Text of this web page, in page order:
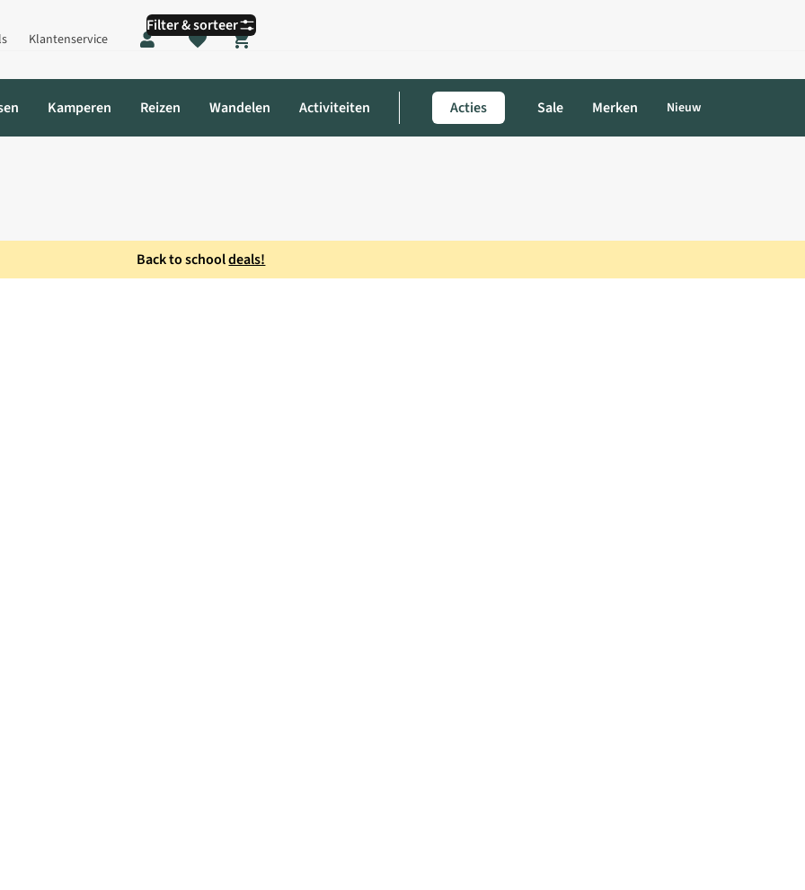
Klantenservice
Shopping cart
Kamperen Reizen Wandelen Activiteiten Acties Sale Merken Nieuw
Back to schooldeals!
Filter & sorteer